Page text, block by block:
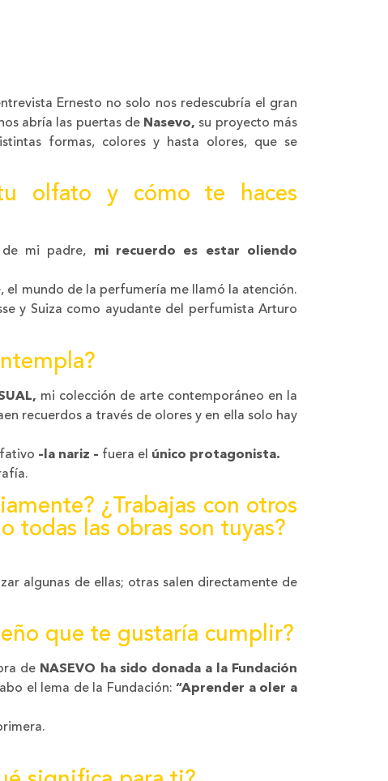
Ernesto no solo nos redescubría el gran
abría las puertas de Nasevo, su proyecto más
formas, colores y hasta olores, que se
olfato y cómo te haces
mi padre, mi recuerdo es estar oliendo
el mundo de la perfumería me llamó la atención.
y Suiza como ayudante del perfumista Arturo
mi colección de arte contemporáneo en la
recuerdos a través de olores y en ella solo hay
–la nariz – fuera el único protagonista.
¿Trabajas con otros
todas las obras son tuyas?
algunas de ellas; otras salen directamente de
que te gustaría cumplir?
de NASEVO ha sido donada a la Fundación
el lema de la Fundación:“Aprender a oler a